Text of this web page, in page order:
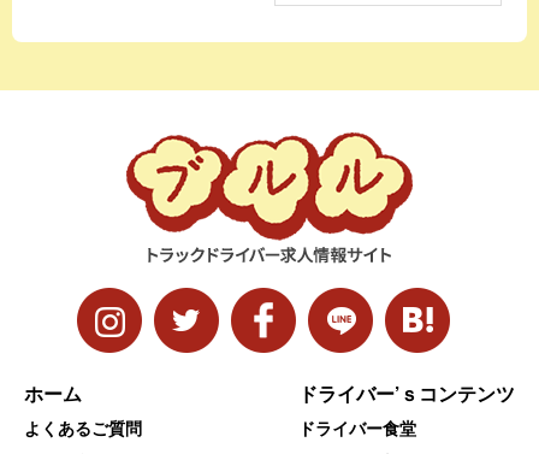
ホーム
よくあるご質問
ドライバー’ｓコンテンツ
ドライバー食堂